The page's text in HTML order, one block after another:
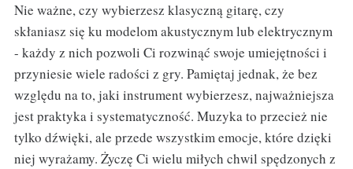
Nie ważne, czy wybierzesz klasyczną gitarę, czy
skłaniasz się ku modelom akustycznym lub elektrycznym
- każdy z nich pozwoli Ci rozwinąć swoje umiejętności i
przyniesie wiele radości z gry. Pamiętaj jednak, że bez
względu na to, jaki instrument wybierzesz, najważniejsza
jest praktyka i systematyczność. Muzyka to przecież nie
tylko dźwięki, ale przede wszystkim emocje, które dzięki
niej wyrażamy. Życzę Ci wielu miłych chwil spędzonych z